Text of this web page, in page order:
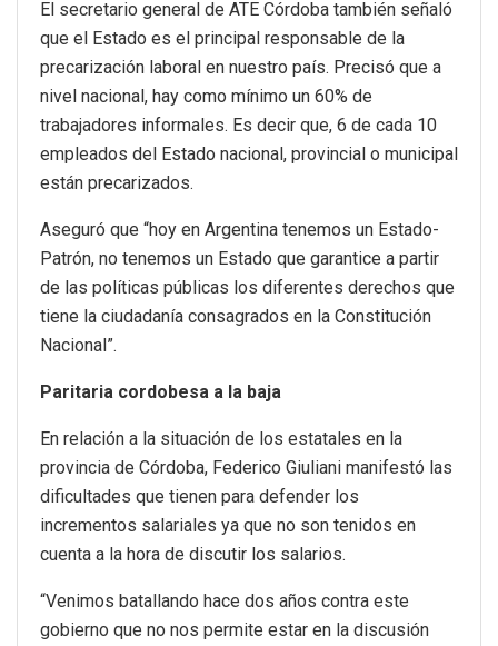
El secretario general de ATE Córdoba también señaló
que el Estado es el principal responsable de la
precarización laboral en nuestro país. Precisó que a
nivel nacional, hay como mínimo un 60% de
trabajadores informales. Es decir que, 6 de cada 10
empleados del Estado nacional, provincial o municipal
están precarizados.
Aseguró que “hoy en Argentina tenemos un Estado-
Patrón, no tenemos un Estado que garantice a partir
de las políticas públicas los diferentes derechos que
tiene la ciudadanía consagrados en la Constitución
Nacional”.
Paritaria cordobesa a la baja
En relación a la situación de los estatales en la
provincia de Córdoba, Federico Giuliani manifestó las
dificultades que tienen para defender los
incrementos salariales ya que no son tenidos en
cuenta a la hora de discutir los salarios.
“Venimos batallando hace dos años contra este
gobierno que no nos permite estar en la discusión